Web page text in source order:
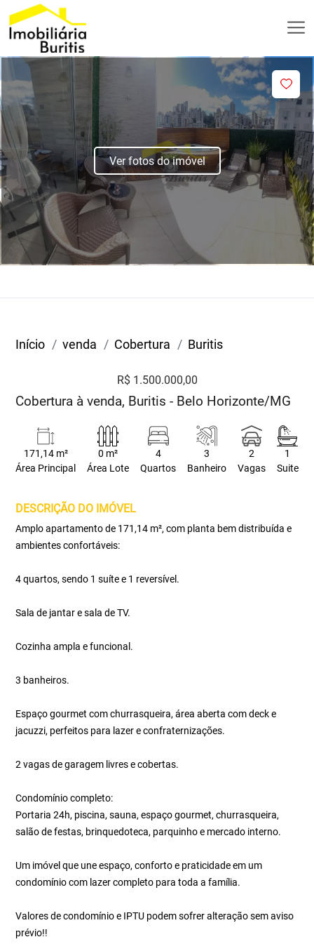
Ver fotos do imóvel
Início venda Cobertura Buritis
R$ 1.500.000,00
Cobertura à venda, Buritis - Belo Horizonte/MG
171,14 m²
Área Principal
0 m²
Área Lote
4
Quartos
3
Banheiro
2
Vagas
1
Suite
DESCRIÇÃO DO IMÓVEL
Amplo apartamento de 171,14 m², com planta bem distribuída e
ambientes confortáveis:
4 quartos, sendo 1 suíte e 1 reversível.
Sala de jantar e sala de TV.
Cozinha ampla e funcional.
3 banheiros.
Espaço gourmet com churrasqueira, área aberta com deck e
jacuzzi, perfeitos para lazer e confraternizações.
2 vagas de garagem livres e cobertas.
Condomínio completo:
Portaria 24h, piscina, sauna, espaço gourmet, churrasqueira,
salão de festas, brinquedoteca, parquinho e mercado interno.
Um imóvel que une espaço, conforto e praticidade em um
condomínio com lazer completo para toda a família.
Valores de condomínio e IPTU podem sofrer alteração sem aviso
prévio!!